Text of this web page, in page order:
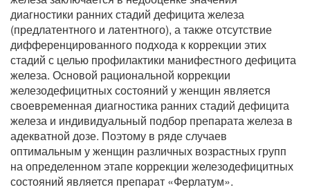
диагностики ранних стадий дефицита железа
(предлатентного и латентного), а также отсутствие
дифференцированного подхода к коррекции этих
стадий с целью профилактики манифестного дефицита
железа. Основой рациональной коррекции
железодефицитных состояний у женщин является
своевременная диагностика ранних стадий дефицита
железа и индивидуальный подбор препарата железа в
адекватной дозе. Поэтому в ряде случаев
оптимальным у женщин различных возрастных групп
на определенном этапе коррекции железодефицитных
состояний является препарат «Ферлатум».